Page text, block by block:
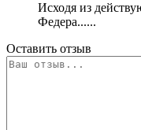
Исходя из
Федера......
Оставить отзыв